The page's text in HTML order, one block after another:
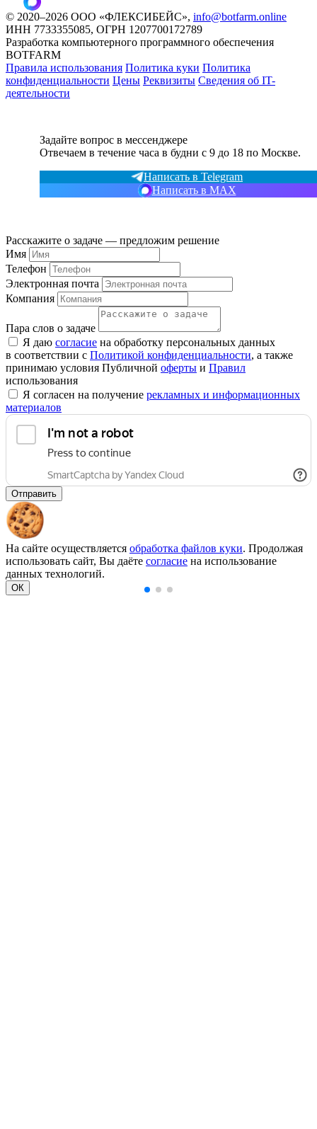
© 2020–2026 ООО «ФЛЕКСИБЕЙС», info@botfarm.online
ИНН 7733355085, ОГРН 1207700172789
Разработка компьютерного программного обеспечения
BOTFARM
Правила использования Политика куки Политика
конфиденциальности Цены Реквизиты Сведения об IT-
деятельности
Задайте вопрос в мессенджере
Отвечаем в течение часа в будни с 9 до 18 по Москве.
Написать в Telegram
Написать в MAX
Расскажите о задаче — предложим решение
Имя
Телефон
Электронная почта
Компания
Пара слов о задаче
Я даю согласие на обработку персональных данных
в соответствии с Политикой конфиденциальности, а также
принимаю условия Публичной оферты и Правил
использования
Я согласен на получение рекламных и информационных
материалов
Отправить
На сайте осуществляется обработка файлов куки. Продолжая
использовать сайт, Вы даёте согласие на использование
данных технологий.
ОК